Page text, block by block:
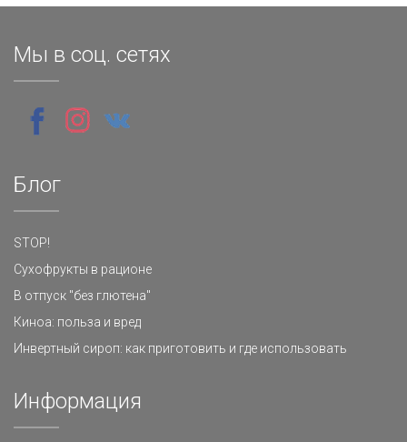
Мы в соц. сетях
Блог
STOP!
Сухофрукты в рационе
В отпуск "без глютена"
Киноа: польза и вред
Инвертный сироп: как приготовить и где использовать
Информация